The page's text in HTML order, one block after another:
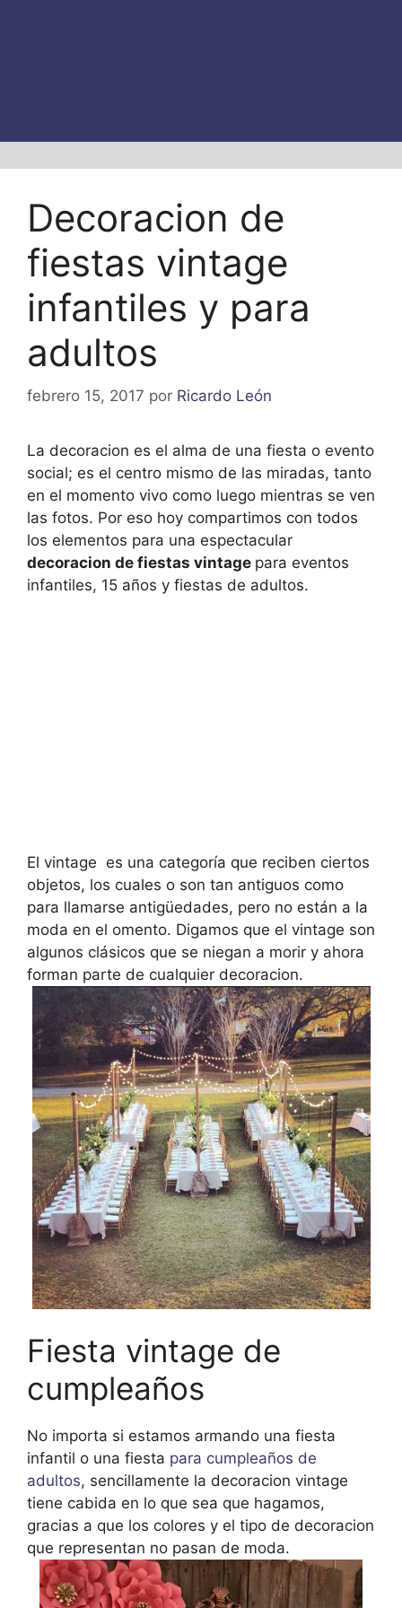
Decoracion de
fiestas vintage
infantiles y para
adultos
febrero 15, 2017 por Ricardo León
La decoracion es el alma de una fiesta o evento
social; es el centro mismo de las miradas, tanto
en el momento vivo como luego mientras se ven
las fotos. Por eso hoy compartimos con todos
los elementos para una espectacular
decoracion de fiestas vintage para eventos
infantiles, 15 años y fiestas de adultos.
El vintage es una categoría que reciben ciertos
objetos, los cuales o son tan antiguos como
para llamarse antigüedades, pero no están a la
moda en el omento. Digamos que el vintage son
algunos clásicos que se niegan a morir y ahora
forman parte de cualquier decoracion.
Fiesta vintage de
cumpleaños
No importa si estamos armando una fiesta
infantil o una fiesta para cumpleaños de
adultos, sencillamente la decoracion vintage
tiene cabida en lo que sea que hagamos,
gracias a que los colores y el tipo de decoracion
que representan no pasan de moda.